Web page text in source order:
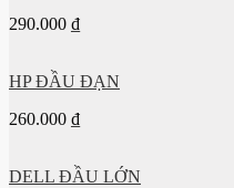
290.000 ₫
HP ĐẦU ĐẠN
260.000 ₫
DELL ĐẦU LỚN